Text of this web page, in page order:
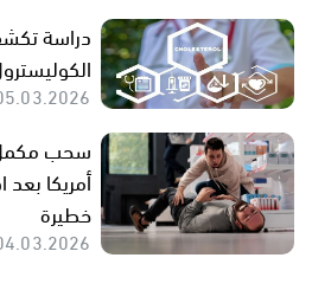
دراسة
الكوليسترول
سحب مكمل
أمريكا
خطيرة